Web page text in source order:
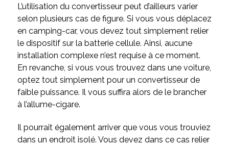
L’utilisation du convertisseur peut d’ailleurs varier
selon plusieurs cas de figure. Si vous vous déplacez
en camping-car, vous devez tout simplement relier
le dispositif sur la batterie cellule. Ainsi, aucune
installation complexe n’est requise à ce moment.
En revanche, si vous vous trouvez dans une voiture,
optez tout simplement pour un convertisseur de
faible puissance. Il vous suffira alors de le brancher
à l’allume-cigare.
Il pourrait également arriver que vous vous trouviez
dans un endroit isolé. Vous devez dans ce cas relier